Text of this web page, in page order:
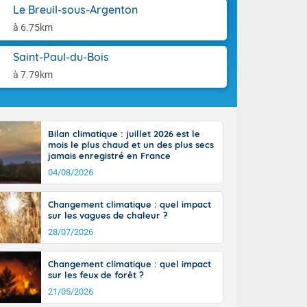
Le Breuil-sous-Argenton
à 6.75km
Saint-Paul-du-Bois
à 7.79km
un peu
du pays,
du Massif
la
ciel est le
salve
de bons
vent,
deux
entre 11
sur les
l'intérieur
vallée de
Bilan climatique : juillet 2026 est le
mois le plus chaud et un des plus secs
jamais enregistré en France
04/08/2026
Changement climatique : quel impact
sur les vagues de chaleur ?
28/07/2026
Changement climatique : quel impact
sur les feux de forêt ?
21/05/2026